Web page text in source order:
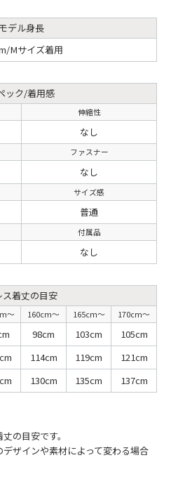
モデル身長
Mサイズ着用
ック/着用感
伸縮性
なし
ファスナー
なし
サイズ感
普通
付属品
なし
ス着丈の目安
〜 160cm〜 165cm〜
170cm〜
98cm 103cm 105cm
114cm 119cm 121cm
130cm 135cm 137cm
の目安です。
ザインや素材によって変わる場合